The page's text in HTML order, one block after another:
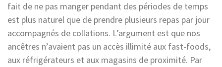
fait de ne pas manger pendant des périodes de temps
est plus naturel que de prendre plusieurs repas par jour
accompagnés de collations. L’argument est que nos
ancêtres n’avaient pas un accès illimité aux fast-foods,
aux réfrigérateurs et aux magasins de proximité. Par